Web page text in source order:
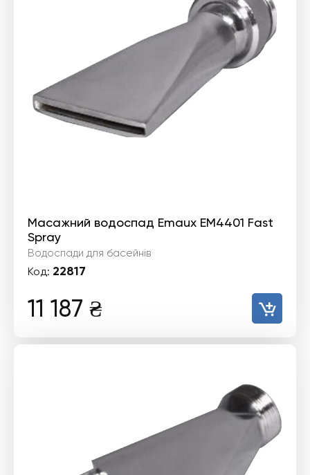
Масажний водоспад Emaux EM4401 Fast
Spray
Водоспади для басейнів
Код: 22817
11 187 ₴